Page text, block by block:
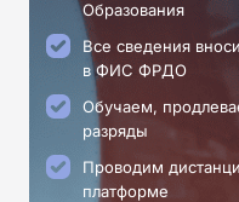
Образования
Все сведения
в ФИС ФРДО
Обучаем,
разряды
Проводим
платформе